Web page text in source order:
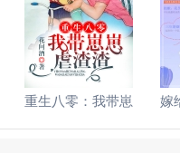
重生八零：我带崽 嫁